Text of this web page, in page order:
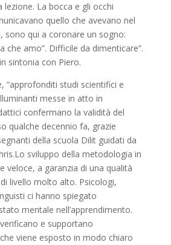
lezione. La bocca e gli occhi
quello che avevano nel
sono qui a coronare un sogno:
che amo”. Difficile da dimenticare”.
sintonia con Piero.
“approfonditi studi scientifici e
messe in atto in
confermano la validità del
qualche decennio fa, grazie
della scuola Dilit guidati da
sviluppo della metodologia in
veloce, a garanzia di una qualità
livello molto alto. Psicologi,
ci hanno spiegato
mentale nell’apprendimento.
e supportano
viene esposto in modo chiaro